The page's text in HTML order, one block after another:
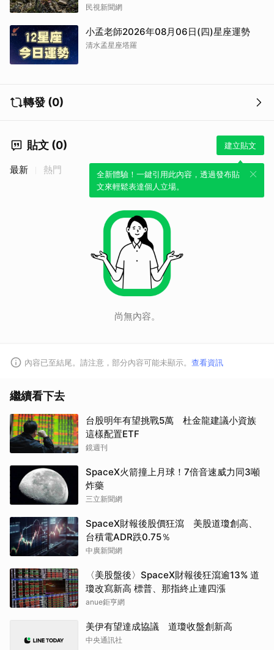
民視新聞網
小孟老師2026年08月06日(四)星座運勢
清水孟星座塔羅
轉發 (0)
貼文 (0) 建立貼文
全新體驗！一鍵引用此內容，透過發布貼
文來輕鬆表達個人立場。
最新 熱門
尚無內容。
內容已至結尾。請注意，部分內容可能未顯示。 查看資訊
繼續看下去
台股明年有望挑戰5萬 杜金龍建議小資族
這樣配置ETF
鏡週刊
SpaceX火箭撞上月球！7倍音速威力同3噸
炸藥
三立新聞網
SpaceX財報後股價狂瀉 美股道瓊創高、
台積電ADR跌0.75％
中廣新聞網
〈美股盤後〉SpaceX財報後狂瀉逾13% 道
瓊改寫新高 標普、那指終止連四漲
anue鉅亨網
美伊有望達成協議 道瓊收盤創新高
中央通訊社
取消